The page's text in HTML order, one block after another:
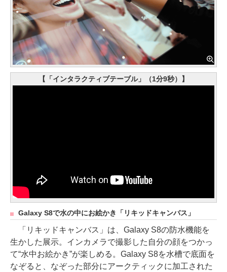
【「インタラクティブテーブル」（1分9秒）】
Galaxy S8で水の中にお絵かき「リキッドキャンバス」
「リキッドキャンバス」は、Galaxy S8の防水機能を
生かした展示。インカメラで撮影した自分の顔をつかっ
て“水中お絵かき”が楽しめる。Galaxy S8を水槽で底面を
なぞると、なぞった部分にアークティックに加工された